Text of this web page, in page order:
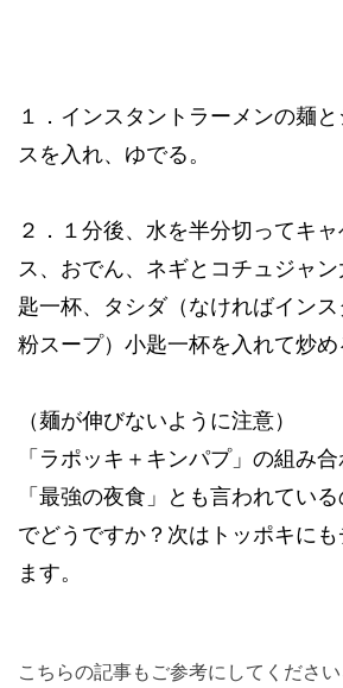
１． インスタントラーメンの麺
スを入れ、ゆでる。
２．
１分後、水を半分切ってキ
ス、おでん、ネギとコチュジャ
匙一杯、タシダ（なければイン
粉スープ）小匙一杯を入れて炒め
（麺が伸びないように注意）
「ラポッキ＋キンパプ」の組み
「最強の夜食」とも言われてい
でどうですか？次はトッポキに
ます。
こちらの記事もご参考にしてください